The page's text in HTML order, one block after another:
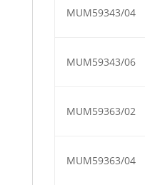
MUM59343/04
MUM59343/06
MUM59363/02
MUM59363/04